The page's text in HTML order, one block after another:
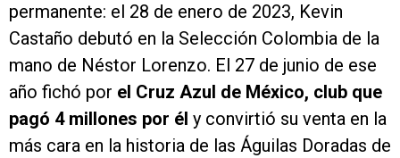
permanente: el 28 de enero de 2023, Kevin
Castaño debutó en la Selección Colombia de la
mano de Néstor Lorenzo. El 27 de junio de ese
año fichó por el Cruz Azul de México, club que
pagó 4 millones por él y convirtió su venta en la
más cara en la historia de las Águilas Doradas de